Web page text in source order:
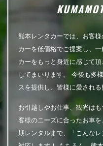
熊本レンタカーでは、お客
カーを低価格でご提案し、
カーをもっと身近に感じて
してまいります。 今後も多
スを提供し、皆様に愛され
お引越しやお仕事、観光は
客様のニーズに合ったお車
期レンタルまで、「こんな